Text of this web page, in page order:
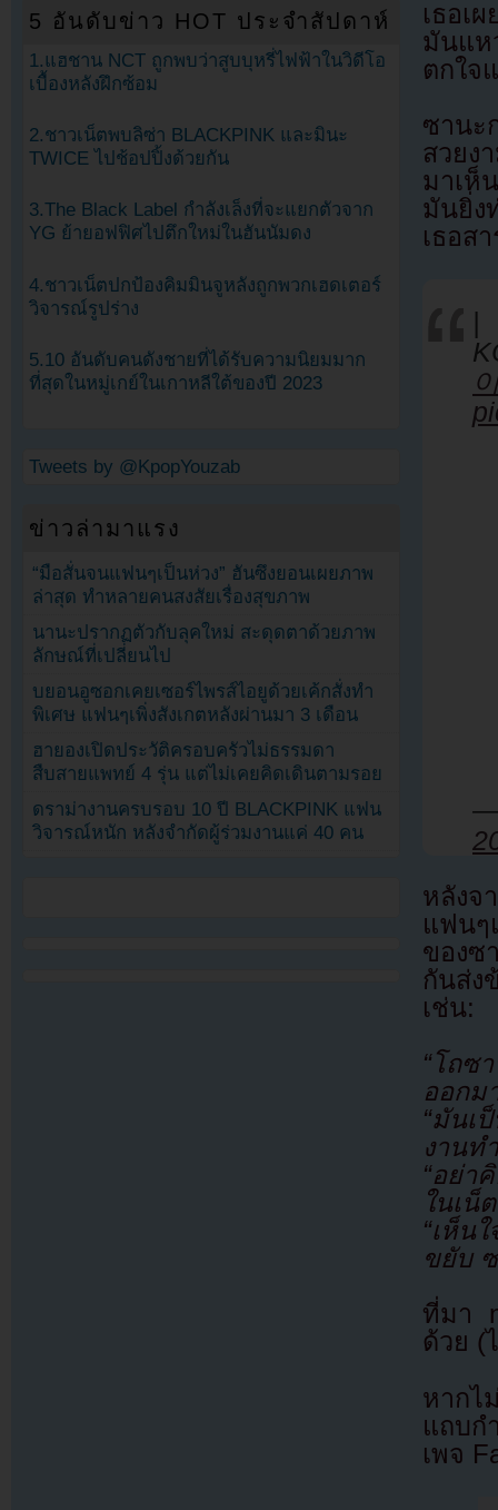
เธอเ
มันแ
ตกใจ
ซานะ
สวยง
มาเห็
มันยิ่ง
เธอส
|
—
หลังจ
แฟนๆ
ของซ
กันส่ง
เช่น:
“โถซ
ออกม
“มันเ
งานท
“อย่า
ในเน็
“เห็น
ขยับ
ที่มา
ด้วย (
หากไ
แถบก
เพจ
5 อันดับข่าว HOT ประจำสัปดาห์
1.แฮชาน NCT ถูกพบว่าสูบบุหรี่ไฟฟ้าในวิดีโอ
เบื้องหลังฝึกซ้อม
2.ชาวเน็ตพบลิซ่า BLACKPINK และมินะ
TWICE ไปช้อปปิ้งด้วยกัน
3.The Black Label กำลังเล็งที่จะแยกตัวจาก
YG ย้ายอฟฟิศไปตึกใหม่ในฮันนัมดง
4.ชาวเน็ตปกป้องคิมมินจูหลังถูกพวกเฮดเตอร์
วิจารณ์รูปร่าง
5.10 อันดับคนดังชายที่ได้รับความนิยมมาก
ที่สุดในหมู่เกย์ในเกาหลีใต้ของปี 2023
Tweets by @KpopYouzab
ข่าวล่ามาแรง
“มือสั่นจนแฟนๆเป็นห่วง” ฮันซึงยอนเผยภาพ
ล่าสุด ทำหลายคนสงสัยเรื่องสุขภาพ
นานะปรากฏตัวกับลุคใหม่ สะดุดตาด้วยภาพ
ลักษณ์ที่เปลี่ยนไป
บยอนอูซอกเคยเซอร์ไพรส์ไอยูด้วยเค้กสั่งทำ
พิเศษ แฟนๆเพิ่งสังเกตหลังผ่านมา 3 เดือน
ฮายองเปิดประวัติครอบครัวไม่ธรรมดา
สืบสายแพทย์ 4 รุ่น แต่ไม่เคยคิดเดินตามรอย
ดราม่างานครบรอบ 10 ปี BLACKPINK แฟน
วิจารณ์หนัก หลังจำกัดผู้ร่วมงานแค่ 40 คน